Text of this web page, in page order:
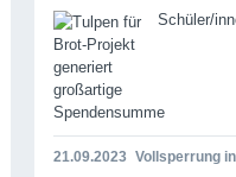
Schüler/
21.09.2023 Vollsperrung